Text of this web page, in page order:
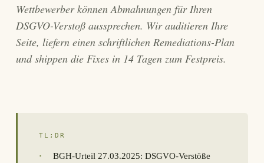
Wettbewerber können Abmahnungen für Ihren
DSGVO-Verstoß aussprechen. Wir auditieren Ihre
Seite, liefern einen schriftlichen Remediations-Plan
und shippen die Fixes in 14 Tagen zum Festpreis.
TL;DR
·
BGH-Urteil 27.03.2025: DSGVO-Verstöße